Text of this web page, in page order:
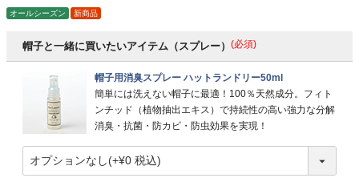
オールシーズン 新商品
帽子と一緒に買いたいアイテム（スプレー） (必須)
帽子用消臭スプレー ハットランドリー50ml
簡単には洗えない帽子に最適！100％天然成分。フィト
ンチッド（植物抽出エキス）で持続性の高い強力な分解
消臭・抗菌・防カビ・防虫効果を実現！